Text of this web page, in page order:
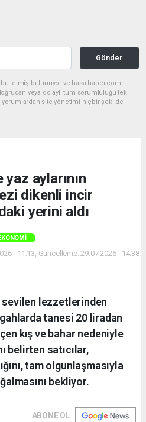
Gönder
etmiş bulunuyor ve hasathaber.com
veya dolaylı tüm sorumluluğu tek
yorumlardan site yönetimi hiçbir şekilde
yaz aylarının
dikenli incir
yerini aldı
- 11:13, Güncelleme: 29.07.2026 - 14:38
sevilen lezzetlerinden
tanesi 20 liradan
kış ve bahar nedeniyle
belirten satıcılar,
tam olgunlaşmasıyla
bekliyor.
ABONE OL